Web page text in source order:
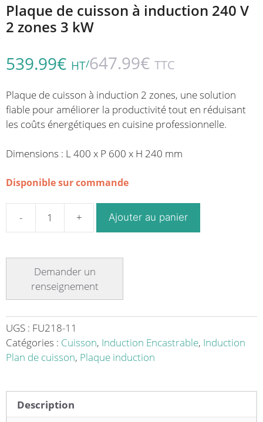
Plaque de cuisson à induction 240 V
2 zones 3 kW
539.99€ HT/647.99€ TTC
Plaque de cuisson à induction 2 zones, une solution
fiable pour améliorer la productivité tout en réduisant
les coûts énergétiques en cuisine professionnelle.
Dimensions : L 400 x P 600 x H 240 mm
Disponible sur commande
quantité
de
cuisson
à
V
2
Ajouter au panier
UGS : FU218-11
Catégories : Cuisson, Induction Encastrable, Induction
Plan de cuisson, Plaque induction
Description